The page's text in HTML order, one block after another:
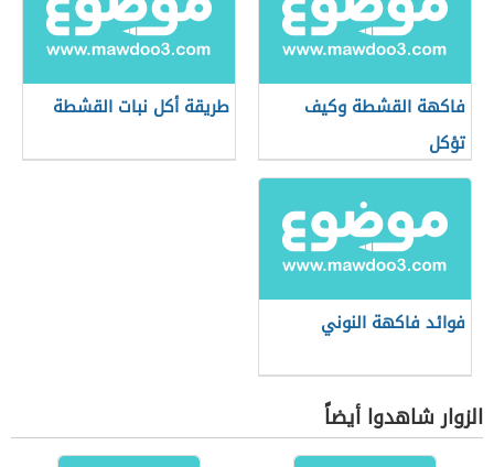
فاكهة القشطة وكيف
تؤكل
طريقة أكل نبات القشطة
فوائد فاكهة النوني
الزوار شاهدوا أيضاً